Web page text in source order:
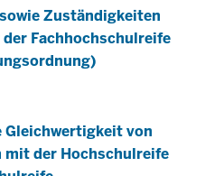
Zuständigkeiten
Fachhochschulreife
Gleichwertigkeit von
mit der Hochschulreife